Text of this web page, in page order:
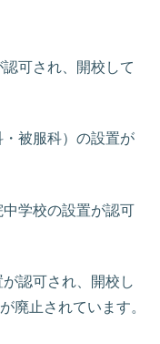
可され、開校して
被服科）の設置が
学校の設置が認可
認可され、開校し
廃止されています。